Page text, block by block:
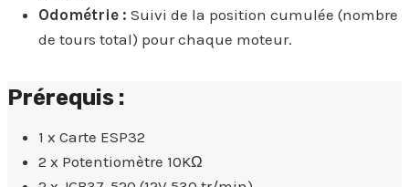
Odométrie : Suivi de la position cumulée (nombre
de tours total) pour chaque moteur.
Prérequis :
1 x Carte ESP32
2 x Potentiomètre 10KΩ